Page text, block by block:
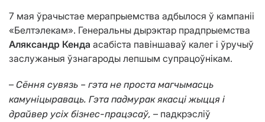
7 мая ўрачыстае мерапрыемства адбылося ў кампаніі
«Белтэлекам». Генеральны дырэктар прадпрыемства
Аляксандр Кенда асабіста павіншаваў калег і ўручыў
заслужаныя ўзнагароды лепшым супрацоўнікам.
– Сёння сувязь – гэта не проста магчымасць
камуніцыраваць. Гэта падмурак якасці жыцця і
драйвер усіх бізнес-працэсаў, – падкрэсліў